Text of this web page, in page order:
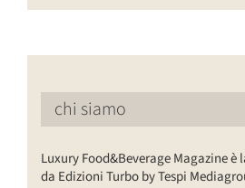
chi siamo
Luxury Food&Beverage Magazine
da Edizioni Turbo by Tespi